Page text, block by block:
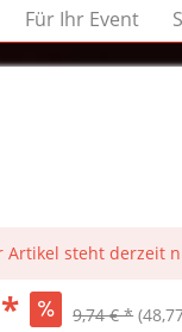
Für Ihr Event
Artikel steht derzeit
9,74 € *